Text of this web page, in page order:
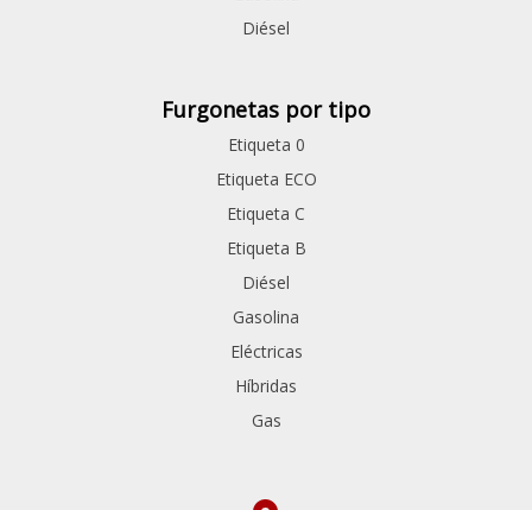
Diésel
Furgonetas por tipo
Etiqueta 0
Etiqueta ECO
Etiqueta C
Etiqueta B
Diésel
Gasolina
Eléctricas
Híbridas
Gas